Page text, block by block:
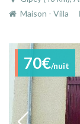
Maison - Villa
70€/nuit